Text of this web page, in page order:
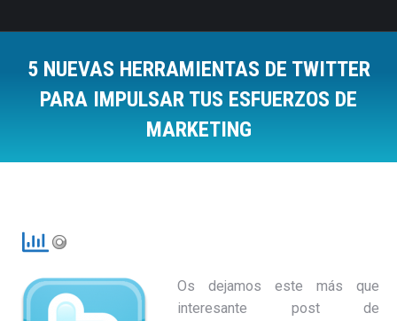
5 NUEVAS HERRAMIENTAS DE TWITTER
PARA IMPULSAR TUS ESFUERZOS DE
MARKETING
Os dejamos este más que
interesante post de